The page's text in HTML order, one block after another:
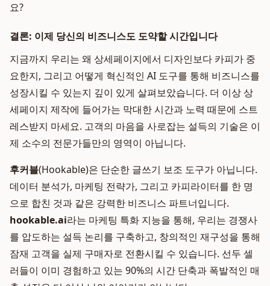
요?
결론: 이제 당신의 비즈니스도 도약할 시간입니다
지금까지 우리는 왜 상세페이지에서 디자인보다 카피가 중
요한지, 그리고 어떻게 혁신적인 AI 도구를 통해 비즈니스를
성장시킬 수 있는지 깊이 있게 살펴보았습니다. 더 이상 상
세페이지 제작에 들어가는 막대한 시간과 노력 때문에 스트
레스받지 마세요. 고객의 마음을 사로잡는 설득의 기술은 이
제 소수의 전문가들만의 영역이 아닙니다.
후커블(Hookable)은 단순한 글쓰기 보조 도구가 아닙니다.
데이터 분석가, 마케팅 전략가, 그리고 카피라이터를 한 명
으로 합친 것과 같은 강력한 비즈니스 파트너입니다.
hookable.ai라는 마케팅 특화 지능을 통해, 우리는 경쟁사
를 압도하는 설득 논리를 구축하고, 창의적인 재구성을 통해
잠재 고객을 실제 구매자로 전환시킬 수 있습니다. 선두 셀
러들이 이미 경험하고 있는 90%의 시간 단축과 폭발적인 매